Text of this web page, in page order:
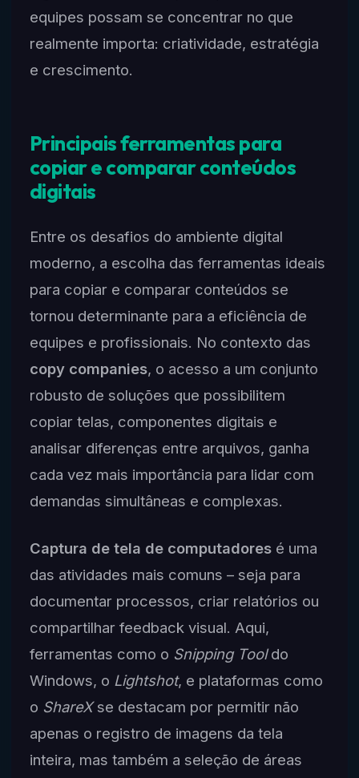
equipes possam se concentrar no que
realmente importa: criatividade, estratégia
e crescimento.
Principais ferramentas para
copiar e comparar conteúdos
digitais
Entre os desafios do ambiente digital
moderno, a escolha das ferramentas ideais
para copiar e comparar conteúdos se
tornou determinante para a eficiência de
equipes e profissionais. No contexto das
copy companies, o acesso a um conjunto
robusto de soluções que possibilitem
copiar telas, componentes digitais e
analisar diferenças entre arquivos, ganha
cada vez mais importância para lidar com
demandas simultâneas e complexas.
Captura de tela de computadoresé uma
das atividades mais comuns – seja para
documentar processos, criar relatórios ou
compartilhar feedback visual. Aqui,
ferramentas como o Snipping Tooldo
Windows, o Lightshot, e plataformas como
o ShareXse destacam por permitir não
apenas o registro de imagens da tela
inteira, mas também a seleção de áreas